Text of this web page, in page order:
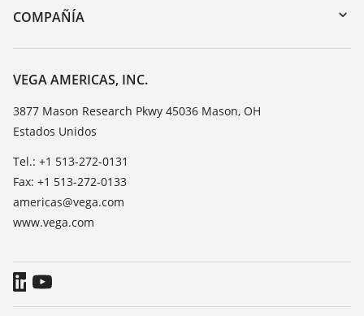
DTM Collection/PACTware
Cursos de formacion
TeamViewer
COMPAÑÍA
Acerca de VEGA
Contacto
Notícias
Prensa
Blog
VEGA AMERICAS, INC.
3877 Mason Research Pkwy 45036 Mason, OH
Estados Unidos
Tel.: +1 513-272-0131
Fax: +1 513-272-0133
americas@vega.com
www.vega.com